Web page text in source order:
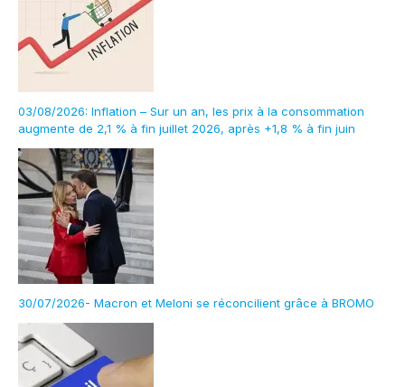
03/08/2026: Inflation – Sur un an, les prix à la consommation
augmente de 2,1 % à fin juillet 2026, après +1,8 % à fin juin
30/07/2026- Macron et Meloni se réconcilient grâce à BROMO